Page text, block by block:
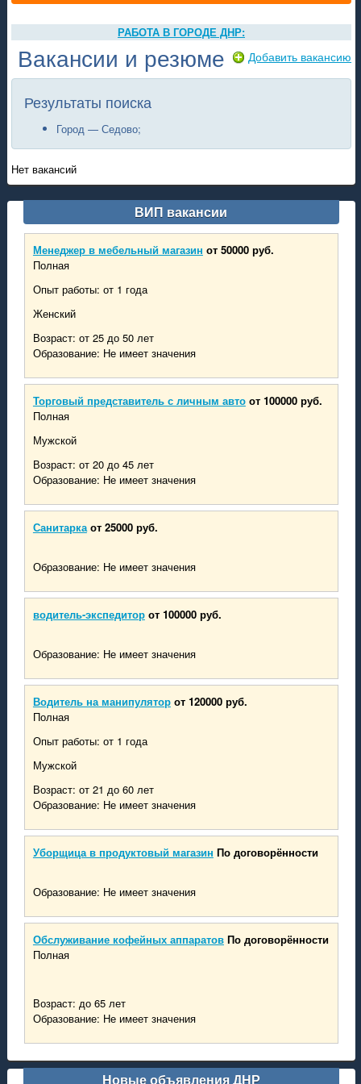
РАБОТА В ГОРОДЕ ДНР:
Макеевка
Мариуполь
Енакиево
Харцызск
Торез
Снежное
Шахтерск
Ясиноватая
Кировское
Амвросиевке
Зугрэс
Иловайск
Новоазовск
Моспино
Седово
Славянск
Волноваха
Бахмут
Вакансии и резюме Добавить вакансию
Результаты поиска
Город — Седово;
Нет вакансий
ВИП вакансии
Менеджер в мебельный магазин от 50000 руб.
Полная
Опыт работы: от 1 года
Женский
Возраст: от 25 до 50 лет
Образование: Не имеет значения
Торговый представитель с личным авто от 100000 руб.
Полная
Мужской
Возраст: от 20 до 45 лет
Образование: Не имеет значения
Санитарка от 25000 руб.
Образование: Не имеет значения
водитель-экспедитор от 100000 руб.
Образование: Не имеет значения
Водитель на манипулятор от 120000 руб.
Полная
Опыт работы: от 1 года
Мужской
Возраст: от 21 до 60 лет
Образование: Не имеет значения
Уборщица в продуктовый магазин По договорённости
Образование: Не имеет значения
Обслуживание кофейных аппаратов По договорённости
Полная
Возраст: до 65 лет
Образование: Не имеет значения
Новые объявления ДНР